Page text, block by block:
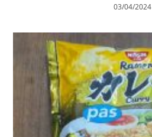
03/04/2024